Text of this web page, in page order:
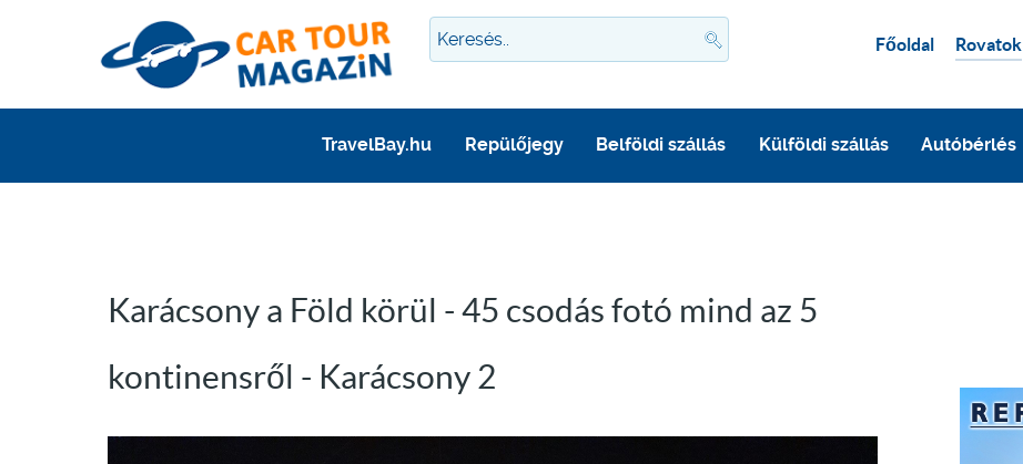
Főoldal Rovatok
TravelBay.hu Repülőjegy Belföldi szállás Külföldi szállás Autóbérlés
Karácsony a Föld körül - 45 csodás fotó mind az 5
kontinensről - Karácsony 2